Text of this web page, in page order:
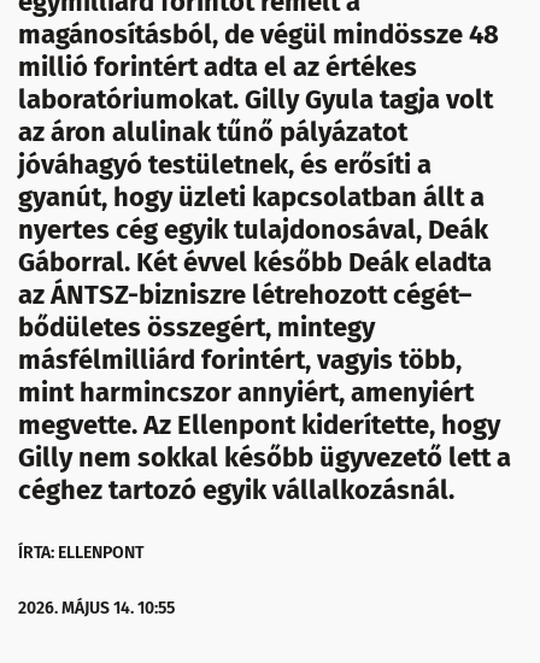
magánosításból, de végül mindössze 48
millió forintért adta el az értékes
laboratóriumokat. Gilly Gyula tagja volt
az áron alulinak tűnő pályázatot
jóváhagyó testületnek, és erősíti a
gyanút, hogy üzleti kapcsolatban állt a
nyertes cég egyik tulajdonosával, Deák
Gáborral. Két évvel később Deák eladta
az ÁNTSZ-bizniszre létrehozott cégét–
bődületes összegért, mintegy
másfélmilliárd forintért, vagyis több,
mint harmincszor annyiért, amenyiért
megvette. Az Ellenpont kiderítette, hogy
Gilly nem sokkal később ügyvezető lett a
céghez tartozó egyik vállalkozásnál.
ÍRTA: ELLENPONT
2026. MÁJUS 14. 10:55